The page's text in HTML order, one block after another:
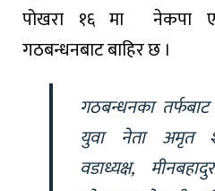
पोखरा १६ मा नेकपा
गठबन्धनबाट बाहिर छ ।
गठबन्धनका
युवा नेता अमृत
वडाध्यक्ष,